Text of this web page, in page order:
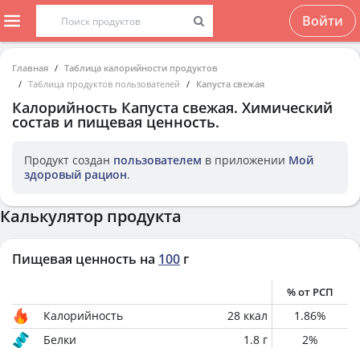
Войти
Главная
Таблица калорийности продуктов
Таблица продуктов пользователей
Капуста свежая
Калорийность Капуста свежая. Химический
состав и пищевая ценность.
Продукт создан пользователем в приложении Мой
здоровый рацион.
Калькулятор продукта
Пищевая ценность на 100 г
% от РСП
Калорийность 28 ккал 1.86%
Белки
1.8 г 2%